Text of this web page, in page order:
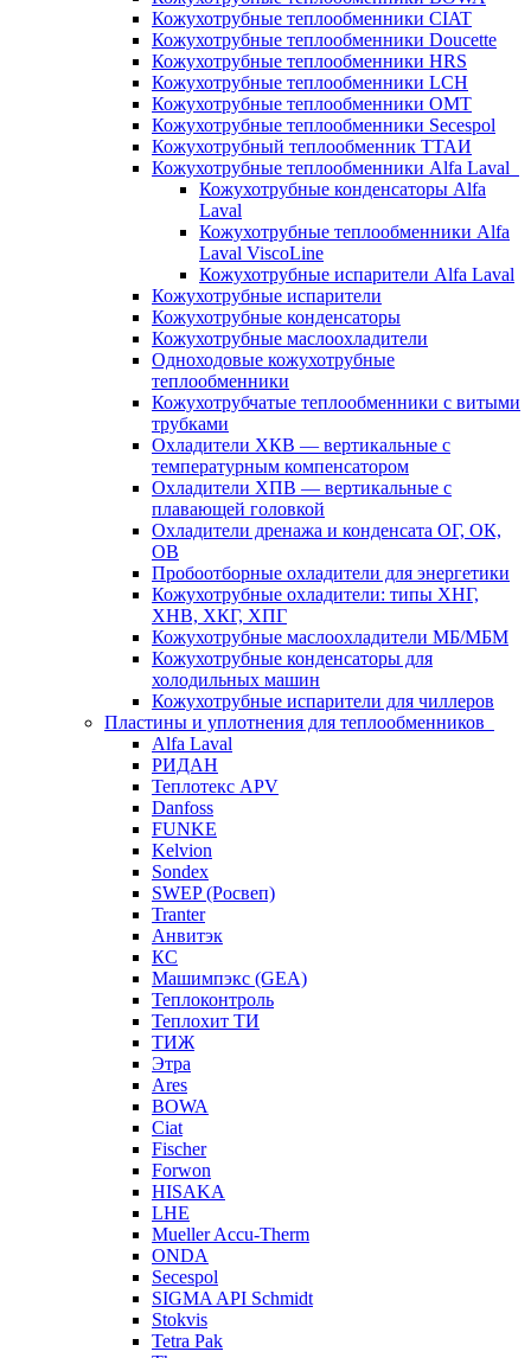
Кожухотрубные теплообменники CIAT
Кожухотрубные теплообменники Doucette
Кожухотрубные теплообменники HRS
Кожухотрубные теплообменники LCH
Кожухотрубные теплообменники OMT
Кожухотрубные теплообменники Secespol
Кожухотрубный теплообменник ТТАИ
Кожухотрубные теплообменники Alfa Laval
Кожухотрубные конденсаторы Alfa
Laval
Кожухотрубные теплообменники Alfa
Laval ViscoLine
Кожухотрубные испарители Alfa Laval
Кожухотрубные испарители
Кожухотрубные конденсаторы
Кожухотрубные маслоохладители
Одноходовые кожухотрубные
теплообменники
Кожухотрубчатые теплообменники с витыми
трубками
Охладители ХКВ — вертикальные с
температурным компенсатором
Охладители ХПВ — вертикальные с
плавающей головкой
Охладители дренажа и конденсата ОГ, ОК,
ОВ
Пробоотборные охладители для энергетики
Кожухотрубные охладители: типы ХНГ,
ХНВ, ХКГ, ХПГ
Кожухотрубные маслоохладители МБ/МБМ
Кожухотрубные конденсаторы для
холодильных машин
Кожухотрубные испарители для чиллеров
Пластины и уплотнения для теплообменников
Alfa Laval
РИДАН
Теплотекс APV
Danfoss
FUNKE
Kelvion
Sondex
SWEP (Росвеп)
Tranter
Анвитэк
КС
Машимпэкс (GEA)
Теплоконтроль
Теплохит ТИ
ТИЖ
Этра
Ares
BOWA
Ciat
Fischer
Forwon
HISAKA
LHE
Mueller Accu-Therm
ONDA
Secespol
SIGMA API Schmidt
Stokvis
Tetra Pak